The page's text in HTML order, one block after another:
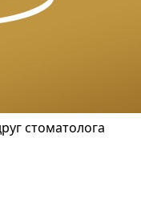
стоматолога